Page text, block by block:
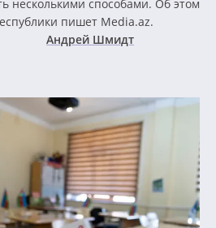
несколькими способами. Об этом
пишет Media.az.
Андрей Шмидт